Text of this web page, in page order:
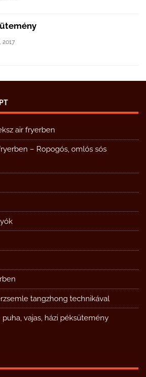
2017
air fryerben
– Ropogós, omlós sós
tangzhong technikával
vajas, házi péksütemény